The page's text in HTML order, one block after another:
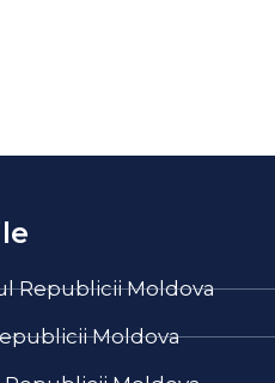
Republicii Moldova
Moldova